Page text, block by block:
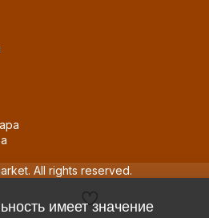
All rights reserved.
имеет значение